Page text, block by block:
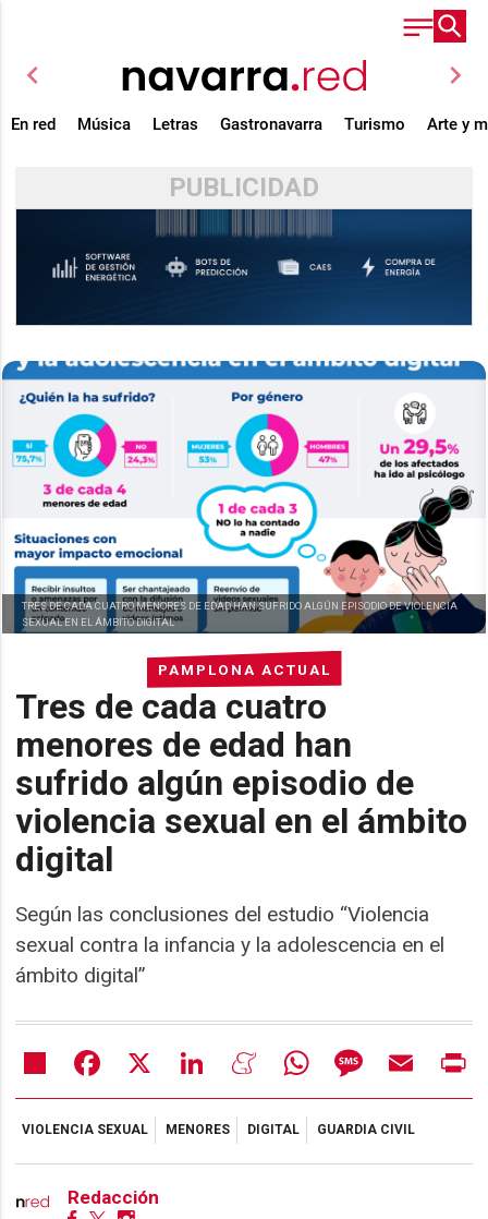
chevron_left chevron_right
En red Música Letras Gastronavarra Turismo Arte y
PUBLICIDAD
PAMPLONA ACTUAL
Tres de cada cuatro
menores de edad han
sufrido algún episodio de
violencia sexual en el ámbito
digital
Según las conclusiones del estudio “Violencia
sexual contra la infancia y la adolescencia en el
ámbito digital”
TRES DE CADA CUATRO MENORES DE EDAD HAN SUFRIDO ALGÚN EPISODIO DE VIOLENCIA
SEXUAL EN EL ÁMBITO DIGITAL
Share Facebook LinkedIn MeneameWhatsAppMessageEmail
VIOLENCIA SEXUAL MENORES DIGITAL GUARDIA CIVIL
Redacción